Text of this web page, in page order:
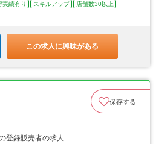
実績有り スキルアップ
店舗数30以上
この求人に興味がある
保存する
登録販売者の求人